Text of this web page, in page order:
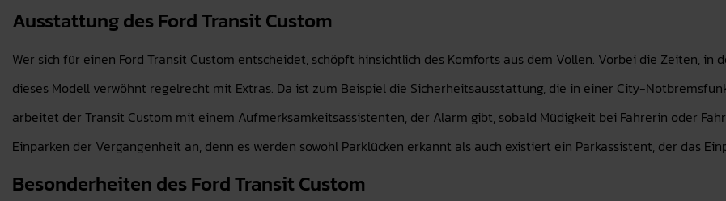
Ausstattung des Ford Transit Custom
Wer sich für einen Ford Transit Custom entscheidet, schöpft hinsichtlich des Komforts aus dem Vollen. Vorbei die Zeiten,
dieses Modell verwöhnt regelrecht mit Extras. Da ist zum Beispiel die Sicherheitsausstattung, die in einer City-
arbeitet der Transit Custom mit einem Aufmerksamkeitsassistenten, der Alarm gibt, sobald Müdigkeit bei Fahrerin oder
Einparken der Vergangenheit an, denn es werden sowohl Parklücken erkannt als auch existiert ein Parkassistent, der das
Besonderheiten des Ford Transit Custom